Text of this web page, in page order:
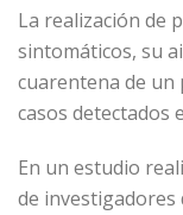
La realización de
sintomáticos, su
cuarentena de un
casos detectados
En un estudio
de investigadores